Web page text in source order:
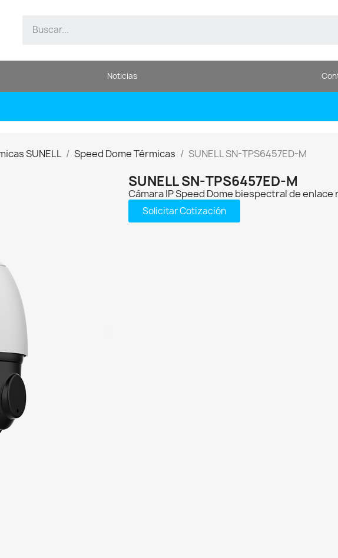
Noticias
SUNELL Speed Dome Térmicas SUNELL SN-TPS6457ED-M
SUNELL SN-TPS6457ED-M
Cámara IP Speed Dome biespectral de enlace
Solicitar Cotización